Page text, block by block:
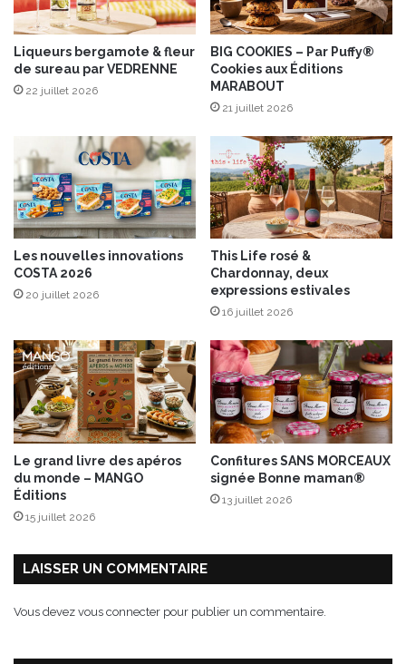
s
a
i
n
t
r
o
n
d
e
s
v
i
e
r
o
n
s
S
a
i
n
o
i
r
e
a
Liqueurs bergamote & fleur
de sureau par VEDRENNE
22 juillet 2026
BIG COOKIES – Par Puffy®
Cookies aux Éditions
MARABOUT
21 juillet 2026
Les nouvelles innovations
COSTA 2026
20 juillet 2026
This Life rosé &
Chardonnay, deux
expressions estivales
16 juillet 2026
Le grand livre des apéros
du monde – MANGO
Éditions
15 juillet 2026
Confitures SANS MORCEAUX
signée Bonne maman®
13 juillet 2026
LAISSER UN COMMENTAIRE
Vous devez vous connecter pour publier un commentaire.